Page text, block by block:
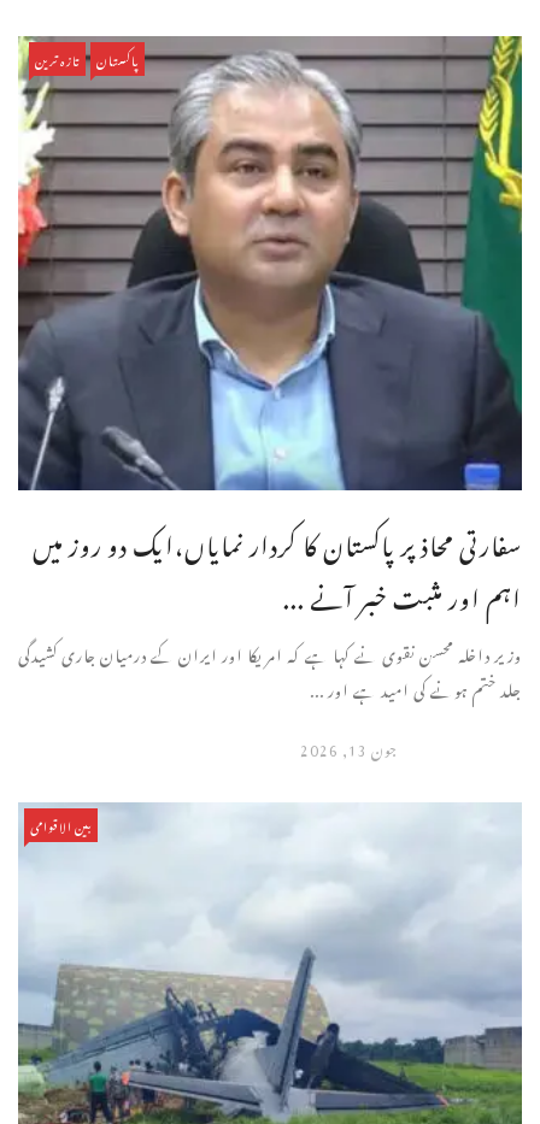
پاکستان تازہ ترین
سفارتی محاذ پر پاکستان کا کردار نمایاں،ایک دو روز میں
اہم اور مثبت خبر آنے ...
وزیر داخلہ محسن نقوی نے کہا ہے کہ امریکا اور ایران کے درمیان جاری کشیدگی
جلد ختم ہونے کی امید ہے اور ...
جون 13, 2026
بین الاقوامی